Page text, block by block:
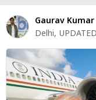
बिजनेस
न्यूज
वीडियो
म्यूचुअल
फंड
Gaurav Kumar
Delhi,